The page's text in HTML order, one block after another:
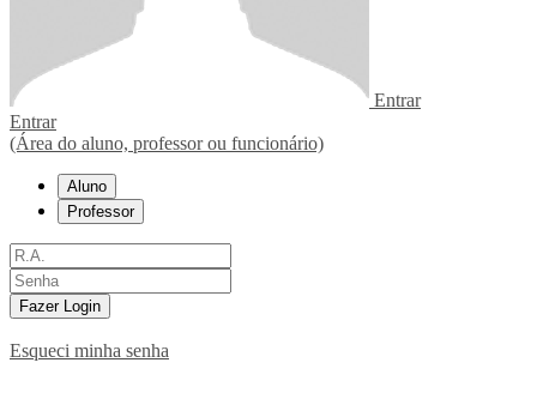
Entrar
Entrar
(Área do aluno, professor ou funcionário)
Aluno
Professor
Fazer Login
Esqueci minha senha